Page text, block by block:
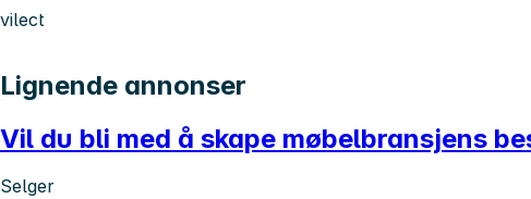
vilect
Lignende annonser
Vil du bli med å skape møbelbransjens
Selger